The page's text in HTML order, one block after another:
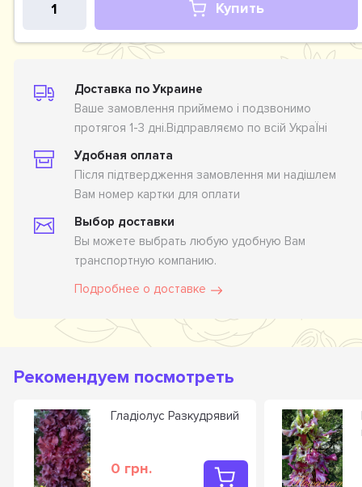
Купить
Доставка по Украине
Ваше замовлення приймемо і подзвонимо
протягоя 1-3 дні.Відправляємо по всій УкраЇні
Удобная оплата
Після підтвердження замовлення ми надішлем
Вам номер картки для оплати
Выбор доставки
Вы можете выбрать любую удобную Вам
транспортную компанию.
Подробнее о доставке
Рекомендуем посмотреть
Гладiолус Разкудрявий
0 грн.